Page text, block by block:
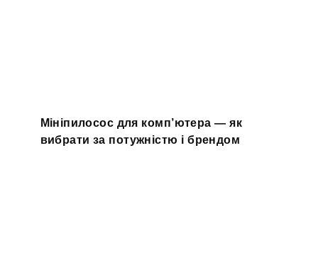
Мініпилосос для комп’ютера — як
вибрати за потужністю і брендом